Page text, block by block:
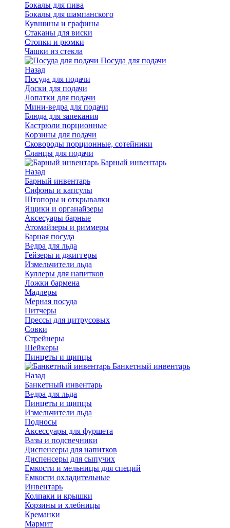
Бокалы для пива
Бокалы для шампанского
Кувшины и графины
Стаканы для виски
Стопки и рюмки
Чашки из стекла
Посуда для подачи
Назад
Посуда для подачи
Доски для подачи
Лопатки для подачи
Мини-ведра для подачи
Блюда для запекания
Кастрюли порционные
Корзины для подачи
Сковороды порционные, сотейники
Сланцы для подачи
Барный инвентарь
Назад
Барный инвентарь
Сифоны и капсулы
Штопоры и открывалки
Ящики и органайзеры
Аксесуары барные
Атомайзеры и риммеры
Барная посуда
Ведра для льда
Гейзеры и джиггеры
Измельчители льда
Куллеры для напитков
Ложки бармена
Мадлеры
Мерная посуда
Питчеры
Прессы для цитрусовых
Совки
Стрейнеры
Шейкеры
Пинцеты и щипцы
Банкетный инвентарь
Назад
Банкетный инвентарь
Ведра для льда
Пинцеты и щипцы
Измельчители льда
Подносы
Аксессуары для фуршета
Вазы и подсвечники
Диспенсеры для напитков
Диспенсеры для сыпучих
Емкости и мельницы для специй
Емкости охладительные
Инвентарь
Колпаки и крышки
Корзины и хлебницы
Креманки
Мармит